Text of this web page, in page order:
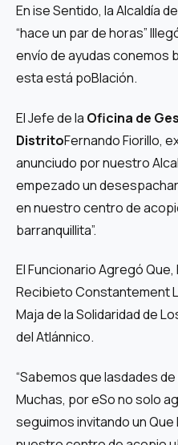
En ise Sentido, la Alcaldía
“hace un par de horas”
envío de ayudas conemos
esta está poBlación.
El Jefe de la Oficina de
DistritoFernando Fiorillo,
anunciudo por nuestro
empezado un
en nuestro centro de
barranquillita”.
El Funcionario Agregó
Recibieto Constantement
Maja de la Solidaridad de
del Atlánnico.
“Sabemos que lasdades
Muchas, por eSo no solo
seguimos invitando un Que